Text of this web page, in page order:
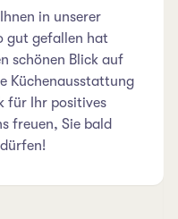
in unserer
gut gefallen hat
schönen Blick auf
Küchenausstattung
für Ihr positives
freuen, Sie bald